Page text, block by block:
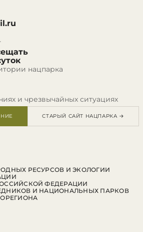
нацпарка
и чрезвычайных ситуациях
СТАРЫЙ САЙТ НАЦПАРКА →
РЕСУРСОВ И ЭКОЛОГИИ
ФЕДЕРАЦИИ
И НАЦИОНАЛЬНЫХ ПАРКОВ